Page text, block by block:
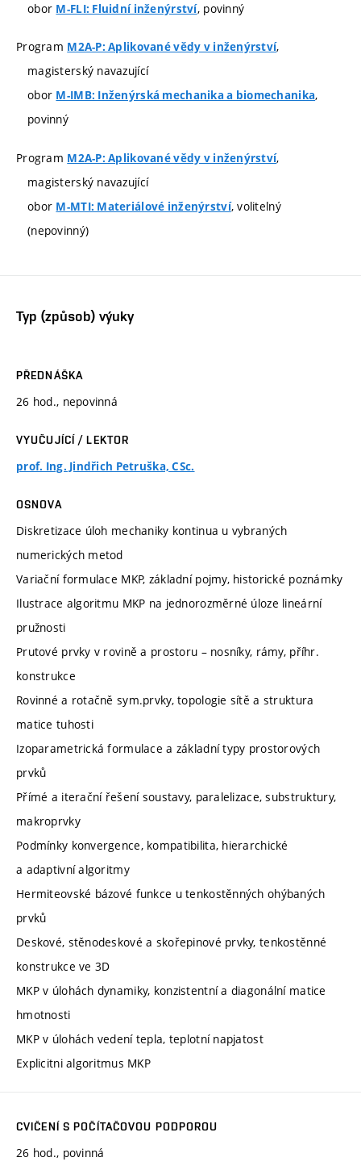
obor M-FLI: Fluidní inženýrství, povinný
Program M2A-P: Aplikované vědy v inženýrství,
magisterský navazující
obor M-IMB: Inženýrská mechanika a biomechanika,
povinný
Program M2A-P: Aplikované vědy v inženýrství,
magisterský navazující
obor M-MTI: Materiálové inženýrství, volitelný
(nepovinný)
Typ (způsob) výuky
PŘEDNÁŠKA
26 hod., nepovinná
VYUČUJÍCÍ / LEKTOR
prof. Ing. Jindřich Petruška, CSc.
OSNOVA
Diskretizace úloh mechaniky kontinua u vybraných
numerických metod
Variační formulace MKP, základní pojmy, historické poznámky
Ilustrace algoritmu MKP na jednorozměrné úloze lineární
pružnosti
Prutové prvky v rovině a prostoru – nosníky, rámy, příhr.
konstrukce
Rovinné a rotačně sym.prvky, topologie sítě a struktura
matice tuhosti
Izoparametrická formulace a základní typy prostorových
prvků
Přímé a iterační řešení soustavy, paralelizace, substruktury,
makroprvky
Podmínky konvergence, kompatibilita, hierarchické
a adaptivní algoritmy
Hermiteovské bázové funkce u tenkostěnných ohýbaných
prvků
Deskové, stěnodeskové a skořepinové prvky, tenkostěnné
konstrukce ve 3D
MKP v úlohách dynamiky, konzistentní a diagonální matice
hmotnosti
MKP v úlohách vedení tepla, teplotní napjatost
Explicitni algoritmus MKP
CVIČENÍ S POČÍTAČOVOU PODPOROU
26 hod., povinná